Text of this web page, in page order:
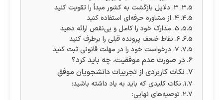
3. دلایل بازگشت به کشور مبدأ را تقویت کنید
4. از مشاوره حرفه‌ای استفاده کنید
5. مدارک خود را کامل و بی‌نقص ارائه دهید
6. نقاط ضعف پرونده قبلی را برطرف کنید
7. درخواست خود را در مهلت قانونی ثبت کنید
در صورت عدم موفقیت، چه باید کرد؟
نکات کاربردی از تجربیات دانشجویان موفق
نکات کلیدی که باید به یاد داشته باشید:
توصیه‌های نهایی: